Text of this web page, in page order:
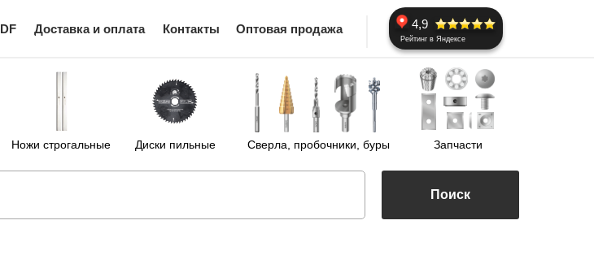
Ножи строгальные Диски пильные Сверла, пробочники, буры Запчасти
Доставка и оплата Контакты Оптовая продажа
Рейтинг в Яндексе
4,9
Поиск